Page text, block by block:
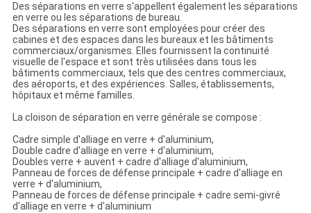
Des séparations en verre s'appellent également les séparations
en verre ou les séparations de bureau.
Des séparations en verre sont employées pour créer des
cabines et des espaces dans les bureaux et les bâtiments
commerciaux/organismes. Elles fournissent la continuité
visuelle de l'espace et sont très utilisées dans tous les
bâtiments commerciaux, tels que des centres commerciaux,
des aéroports, et des expériences. Salles, établissements,
hôpitaux et même familles.
La cloison de séparation en verre générale se compose :
Cadre simple d'alliage en verre + d'aluminium,
Double cadre d'alliage en verre + d'aluminium,
Doubles verre + auvent + cadre d'alliage d'aluminium,
Panneau de forces de défense principale + cadre d'alliage en
verre + d'aluminium,
Panneau de forces de défense principale + cadre semi-givré
d'alliage en verre + d'aluminium